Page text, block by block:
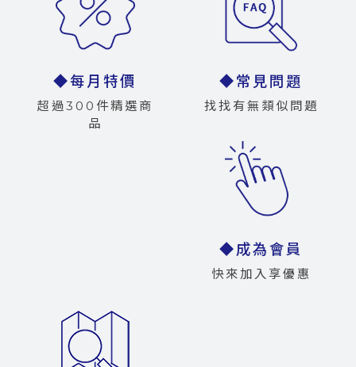
◆每月特價
超過300件精選商
品
◆常見問題
找找有無類似問題
◆成為會員
快來加入享優惠